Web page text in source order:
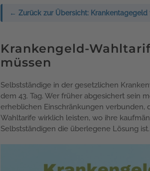
← Zurück zur Übersicht:
Krankengeld-
müssen
Selbstständige in der gesetzlichen
dem 43. Tag. Wer früher abgesichert sein
erheblichen Einschränkungen verbunden,
Wahltarife wirklich leisten, wo ihre
Selbstständigen die überlegene Lösung ist.